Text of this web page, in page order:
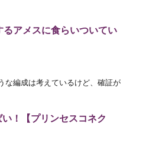
るアメスに食らいついてい
な編成は考えているけど、確証が
！【プリンセスコネク